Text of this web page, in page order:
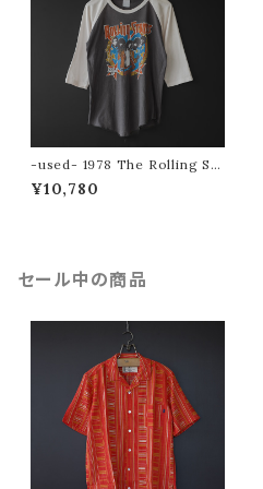
-used- 1978 The Rolling St
ones tour tee
¥10,780
セール中の商品